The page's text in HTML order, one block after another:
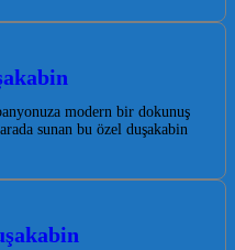
modern bir dokunuş
sunan bu özel duşakabin